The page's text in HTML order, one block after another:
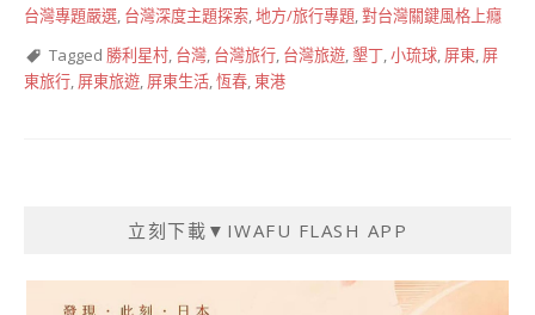
台灣專題嚴選, 台灣深度主題探索,地方/旅行專題,對台灣關鍵風格上癮
Tagged 勝利星村, 台灣, 台灣旅行, 台灣旅遊, 墾丁,小琉球, 屏東, 屏
東旅行, 屏東旅遊, 屏東生活,恆春, 東港
立刻下載▼IWAFU FLASH APP